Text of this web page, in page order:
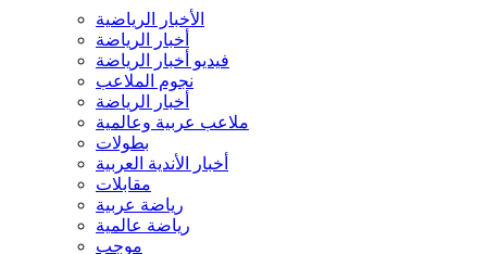
الأخبار الرياضية
أخبار الرياضة
فيديو أخبار الرياضة
نجوم الملاعب
أخبار الرياضة
ملاعب عربية وعالمية
بطولات
أخبار الأندية العربية
مقابلات
رياضة عربية
رياضة عالمية
موجب